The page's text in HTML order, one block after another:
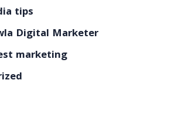
tips
Digital Marketer
marketing